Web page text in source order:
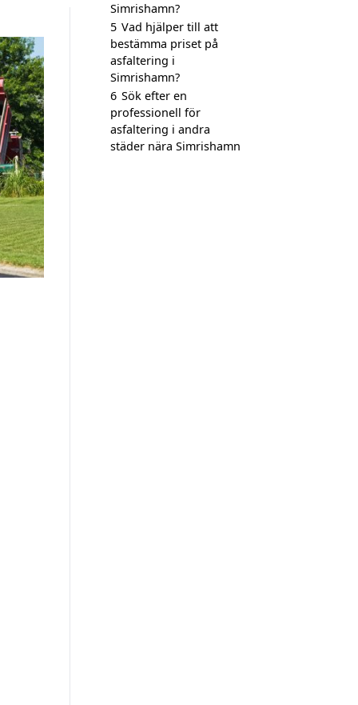
Simrishamn?
5 Vad hjälper till att
bestämma priset på
asfaltering i
Simrishamn?
6 Sök efter en
professionell för
asfaltering i andra
städer nära Simrishamn